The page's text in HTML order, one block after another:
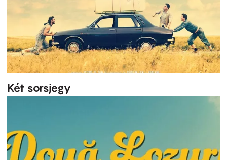
Két sorsjegy